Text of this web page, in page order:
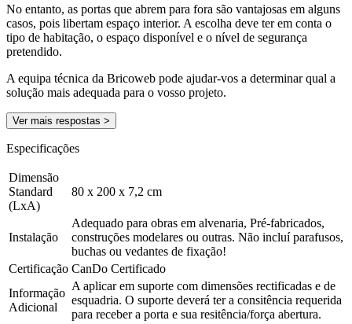
No entanto, as portas que abrem para fora são vantajosas em alguns
casos, pois libertam espaço interior. A escolha deve ter em conta o
tipo de habitação, o espaço disponível e o nível de segurança
pretendido.
A equipa técnica da Bricoweb pode ajudar-vos a determinar qual a
solução mais adequada para o vosso projeto.
Ver mais respostas >
Especificações
Dimensão
Standard
(LxA)
80 x 200 x 7,2 cm
Instalação
Adequado para obras em alvenaria, Pré-fabricados,
construções modelares ou outras. Não incluí parafusos,
buchas ou vedantes de fixação!
Certificação CanDo Certificado
Informação
Adicional
A aplicar em suporte com dimensões rectificadas e de
esquadria. O suporte deverá ter a consitência requerida
para receber a porta e sua resitência/força abertura.